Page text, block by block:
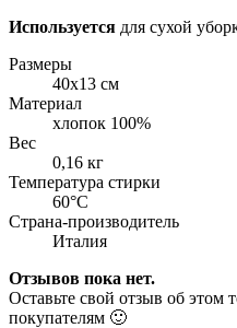
Используется для сухой
Размеры
40х13 см
Материал
хлопок 100%
Вес
0,16 кг
Температура стирки
60°С
Страна-производитель
Италия
Отзывов пока нет.
Оставьте свой отзыв об этом
покупателям 🙂